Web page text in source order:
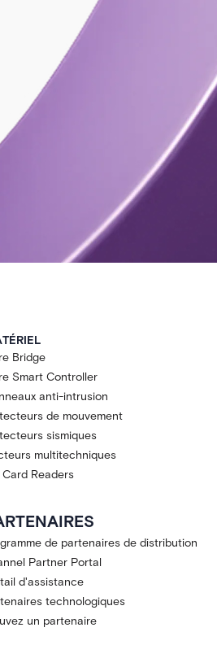
Bridge
Smart Controller
anti-intrusion
de mouvement
sismiques
multitechniques
Card Readers
de partenaires de distribution
Partner Portal
d'assistance
technologiques
un partenaire